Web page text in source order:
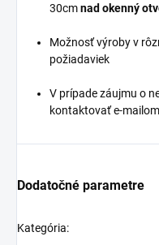
30cmnad okenný
Možnosť výroby v
požiadaviek
V prípade záujmu o
kontaktovať e-
Dodatočné parametre
Kategória: